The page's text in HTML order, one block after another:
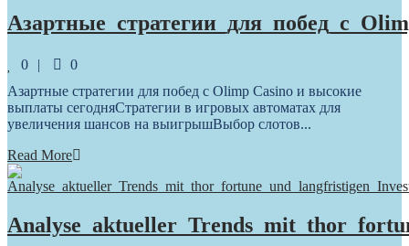
0 Comments
0
Азартные стратегии для побед с Olimp Casino и высокие
выплаты сегодняСтратегии в игровых автоматах для
увеличения шансов на выигрышВыбор слотов...
Read More